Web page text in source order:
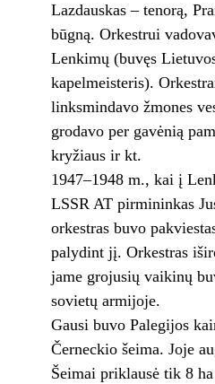
Lazdauskas – tenorą,
būgną. Orkestrui
Lenkimų (buvęs
kapelmeisteris).
linksmindavo žmones
grodavo per gavėnią
kryžiaus ir kt.
1947–1948 m., kai į
LSSR AT pirmininkas
orkestras buvo
palydint jį. Orkestras
jame grojusių vaikinų
sovietų armijoje.
Gausi buvo Palegijos
Černeckio šeima. Joje
Šeimai priklausė tik 8